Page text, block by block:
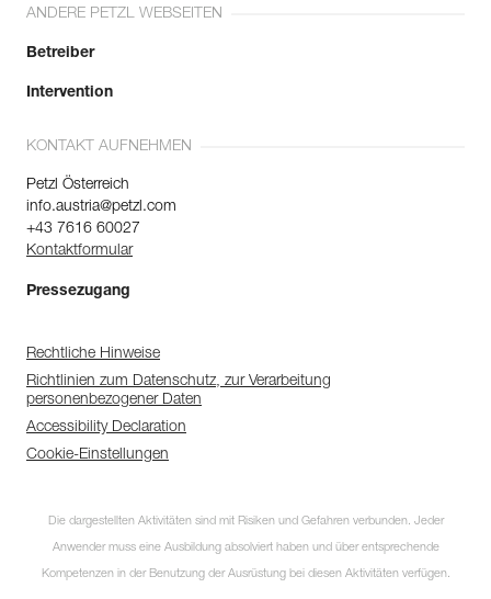
ANDERE PETZL WEBSEITEN
Betreiber
Intervention
KONTAKT AUFNEHMEN
Petzl Österreich
info.austria@petzl.com
+43 7616 60027
Kontaktformular
Pressezugang
Rechtliche Hinweise
Richtlinien zum Datenschutz, zur Verarbeitung
personenbezogener Daten
Accessibility Declaration
Cookie-Einstellungen
Die dargestellten Aktivitäten sind mit Risiken und Gefahren verbunden. Jeder
Anwender muss eine Ausbildung absolviert haben und über entsprechende
Kompetenzen in der Benutzung der Ausrüstung bei diesen Aktivitäten verfügen.